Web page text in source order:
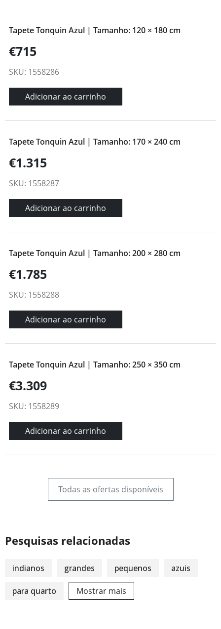
Tapete Tonquin Azul | Tamanho: 120 × 180 cm
€715
SKU: 1558286
Adicionar ao carrinho
Tapete Tonquin Azul | Tamanho: 170 × 240 cm
€1.315
SKU: 1558287
Adicionar ao carrinho
Tapete Tonquin Azul | Tamanho: 200 × 280 cm
€1.785
SKU: 1558288
Adicionar ao carrinho
Tapete Tonquin Azul | Tamanho: 250 × 350 cm
€3.309
SKU: 1558289
Adicionar ao carrinho
Todas as ofertas disponíveis
Pesquisas relacionadas
indianos grandes pequenos azuis
para quarto Mostrar mais